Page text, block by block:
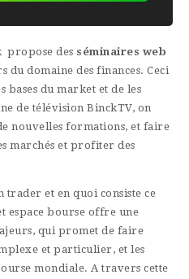
propose des séminaires web
du domaine des finances. Ceci
bases du market et de les
de télévision BinckTV, on
nouvelles formations, et faire
marchés et profiter des
trader et en quoi consiste ce
espace bourse offre une
qui promet de faire
et particulier, et les
mondiale. A travers cette